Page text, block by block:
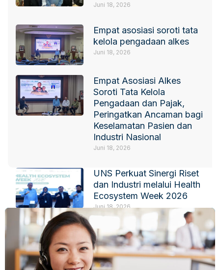
Juni 18, 2026
Empat asosiasi soroti tata
kelola pengadaan alkes
Juni 18, 2026
Empat Asosiasi Alkes
Soroti Tata Kelola
Pengadaan dan Pajak,
Peringatkan Ancaman bagi
Keselamatan Pasien dan
Industri Nasional
Juni 18, 2026
UNS Perkuat Sinergi Riset
dan Industri melalui Health
Ecosystem Week 2026
Juni 18, 2026
IKPI-HIPELKI Fokus
Perkuat Kerja Sama
Pendidikan dan Riset
Juni 18, 2026